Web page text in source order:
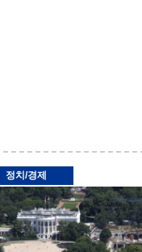
정치/경제